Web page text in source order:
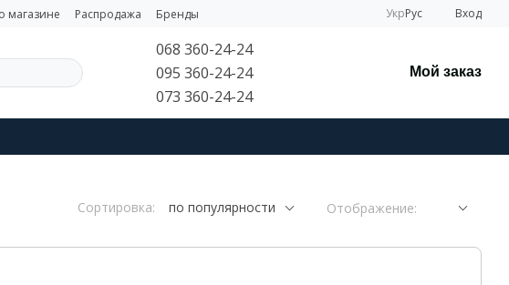
магазине Распродажа Бренды УкрРус Вход
068 360-24-24
095 360-24-24
073 360-24-24
Мой заказ
Сортировка: по популярности Отображение: